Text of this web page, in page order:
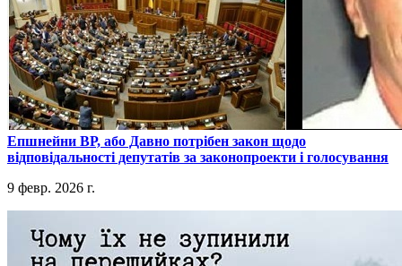
​Епшнейни ВР, або Давно потрібен закон щодо
відповідальності депутатів за законопроекти і голосування
9 февр. 2026 г.